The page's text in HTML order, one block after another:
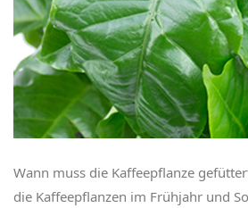
Wann muss die Kaffeepflanze
die Kaffeepflanzen im Frühjahr und